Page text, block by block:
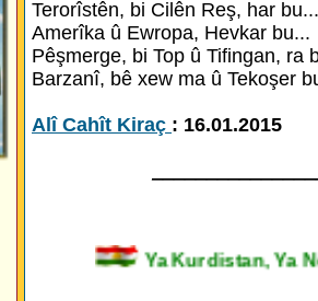
Terorîstên, bi Cilên Reş, har bu...
Amerîka û Ewropa, Hevkar bu...
Pêşmerge, bi Top û Tifingan, ra
Barzanî, bê xew ma û Tekoşer
Alî Cahît Kiraç : 16.01.2015
Ya Kurdistan,